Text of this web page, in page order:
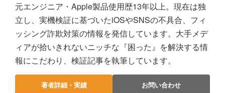
元エンジニア・Apple製品使用歴13年以上。現在は独
立し、実機検証に基づいたiOSやSNSの不具合、フィ
ッシング詐欺対策の情報を発信しています。大手メデ
ィアが拾いきれないニッチな『困った』を解決する情
報にこだわり、検証記事を執筆しています。
著者詳細・実績 お問い合わせ